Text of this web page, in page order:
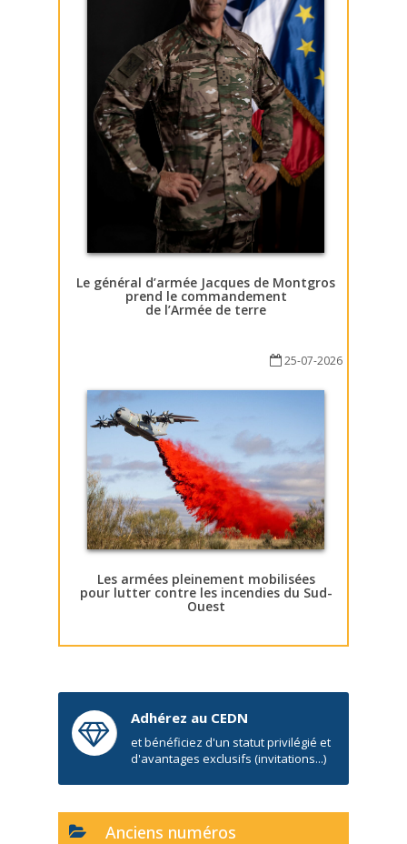
Le général d’armée Jacques de Montgros
prend le commandement
de l’Armée de terre
25-07-2026
Les armées pleinement mobilisées
pour lutter contre les incendies du Sud-
Ouest
Adhérez au CEDN
et bénéficiez d'un statut privilégié et
d'avantages exclusifs (invitations...)
Anciens numéros